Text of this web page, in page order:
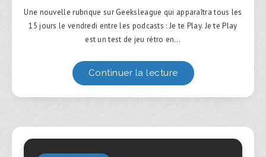
Une nouvelle rubrique sur Geeksleague qui apparaîtra tous les
15 jours le vendredi entre les podcasts : Je te Play. Je te Play
est un test de jeu rétro en…
Continuer la lecture